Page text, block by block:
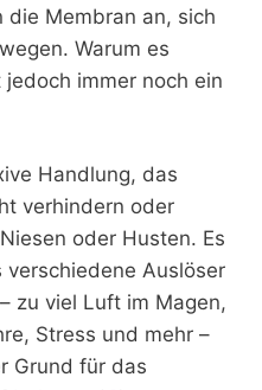
Membran an, sich
Warum es
immer noch ein
Handlung, das
verhindern oder
oder Husten. Es
Auslöser
zu viel Luft im Magen,
Stress und mehr –
Grund für das